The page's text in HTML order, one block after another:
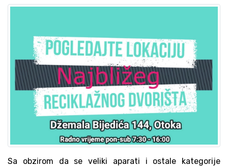
Sa obzirom da se veliki aparati i ostale kategorije